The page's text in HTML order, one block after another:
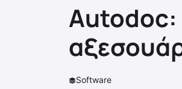
Autodoc:
Software